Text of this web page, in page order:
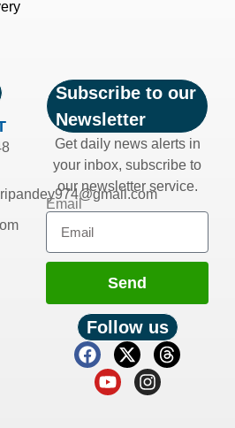
Subscribe to our
Newsletter
Get daily news alerts in
your inbox, subscribe to
our newsletter service.
Email
Send
Follow us